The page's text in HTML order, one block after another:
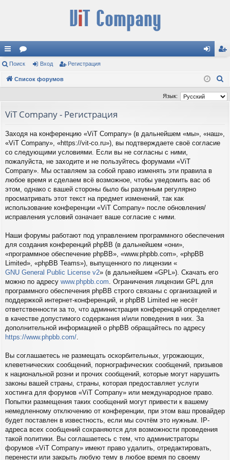
с
ы
и
ор
ум д ис
тр
Поиск Вход Регистрация
Список форумов
и
Язык:
ViT Company - Регистрация
Заходя на конференцию «ViT Company» (в дальнейшем «мы», «наш»,
«ViT Company», «https://vit-co.ru»), вы подтверждаете своё согласие
со следующими условиями. Если вы не согласны с ними,
пожалуйста, не заходите и не пользуйтесь форумами «ViT
Company». Мы оставляем за собой право изменять эти правила в
любое время и сделаем всё возможное, чтобы уведомить вас об
этом, однако с вашей стороны было бы разумным регулярно
просматривать этот текст на предмет изменений, так как
использование конференции «ViT Company» после обновления/
исправления условий означает ваше согласие с ними.
Наши форумы работают под управлением программного обеспечения
для создания конференций phpBB (в дальнейшем «они»,
«программное обеспечение phpBB», «www.phpbb.com», «phpBB
Limited», «phpBB Teams»), выпущенного по лицензии «
GNU General Public License v2» (в дальнейшем «GPL»). Скачать его
можно по адресу www.phpbb.com . Ограничения лицензии GPL для
программного обеспечения phpBB строго связаны с организацией и
поддержкой интернет-конференций, и phpBB Limited не несёт
ответственности за то, что администрация конференций определяет
в качестве допустимого содержания и/или поведения в них. За
дополнительной информацией о phpBB обращайтесь по адресу
https://www.phpbb.com/
Вы соглашаетесь не размещать оскорбительных, угрожающих,
клеветнических сообщений, порнографических сообщений, призывов
к национальной розни и прочих сообщений, которые могут нарушить
законы вашей страны, страны, которая предоставляет услуги
хостинга для форумов «ViT Company» или международное право.
Попытки размещения таких сообщений могут привести к вашему
немедленному отключению от конференции, при этом ваш провайдер
будет поставлен в известность, если мы сочтём это нужным. IP-
адреса всех сообщений сохраняются для возможности проведения
такой политики. Вы соглашаетесь с тем, что администраторы
форумов «ViT Company» имеют право удалить, отредактировать,
перенести или закрыть любую тему в любое время по своему